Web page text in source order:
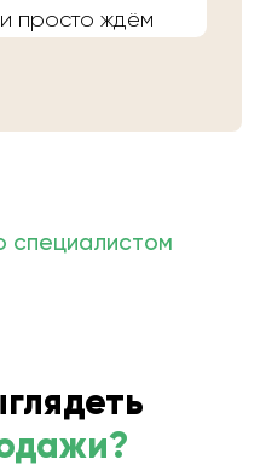
просто ждём
волос и
специалистом